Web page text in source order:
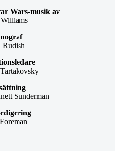
Wars-musik av
Rudish
Sunderman